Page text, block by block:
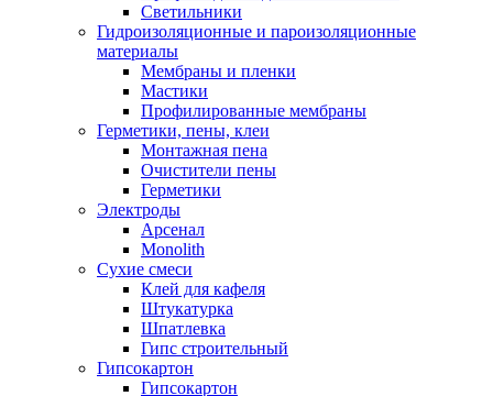
Светильники
Гидроизоляционные и пароизоляционные
материалы
Мембраны и пленки
Мастики
Профилированные мембраны
Герметики, пены, клеи
Монтажная пена
Очистители пены
Герметики
Электроды
Арсенал
Monolith
Сухие смеси
Клей для кафеля
Штукатурка
Шпатлевка
Гипс строительный
Гипсокартон
Гипсокартон